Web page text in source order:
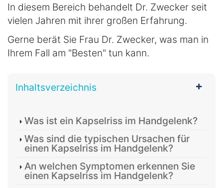
In diesem Bereich behandelt Dr. Zwecker seit
vielen Jahren mit ihrer großen Erfahrung.
Gerne berät Sie Frau Dr. Zwecker, was man in
Ihrem Fall am "Besten" tun kann.
Inhaltsverzeichnis
Was ist ein Kapselriss im Handgelenk?
Was sind die typischen Ursachen für
einen Kapselriss im Handgelenk?
An welchen Symptomen erkennen Sie
einen Kapselriss im Handgelenk?